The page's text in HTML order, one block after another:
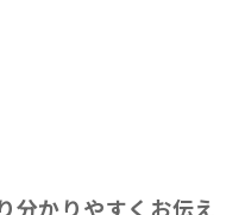
分かりやすくお伝え